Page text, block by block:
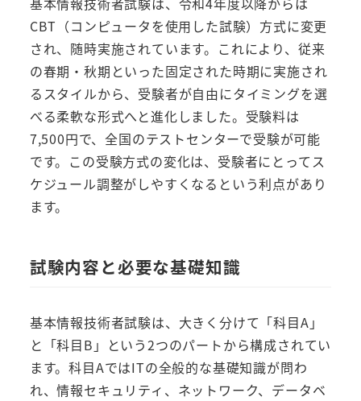
CBT（コンピュータを使用した試験）方式に変更
され、随時実施されています。これにより、従来
の春期・秋期といった固定された時期に実施され
るスタイルから、受験者が自由にタイミングを選
べる柔軟な形式へと進化しました。受験料は
7,500円で、全国のテストセンターで受験が可能
です。この受験方式の変化は、受験者にとってス
ケジュール調整がしやすくなるという利点があり
ます。
試験内容と必要な基礎知識
基本情報技術者試験は、大きく分けて「科目A」
と「科目B」という2つのパートから構成されてい
ます。科目AではITの全般的な基礎知識が問わ
れ、情報セキュリティ、ネットワーク、データベ